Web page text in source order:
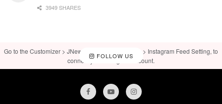
3949 SHARES
FOLLOW US
Go to the Customizer > JNews : Social, Like & View > Instagram Feed Setting, to
connect your Instagram account.